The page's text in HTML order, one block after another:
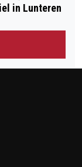
in Lunteren